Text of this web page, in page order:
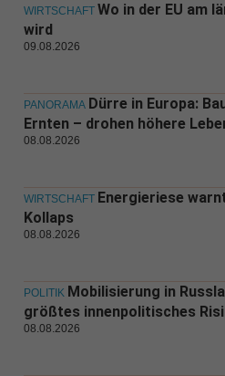
WIRTSCHAFT Wo in der EU am
wird
09.08.2026
PANORAMA Dürre in Europa:
Ernten – drohen höhere
08.08.2026
WIRTSCHAFT Energieriese
Kollaps
08.08.2026
POLITIK Mobilisierung in
größtes innenpolitisches
08.08.2026